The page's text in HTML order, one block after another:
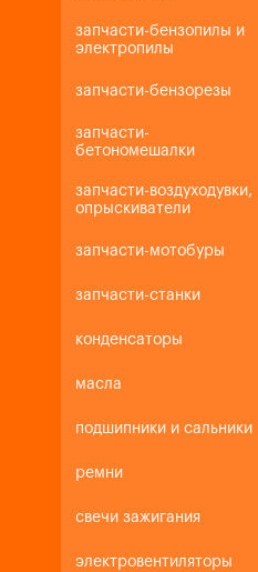
запчасти-бензопилы и
электропилы
запчасти-бензорезы
запчасти-
бетономешалки
запчасти-воздуходувки,
опрыскиватели
запчасти-мотобуры
запчасти-станки
конденсаторы
масла
подшипники и сальники
ремни
свечи зажигания
электровентиляторы